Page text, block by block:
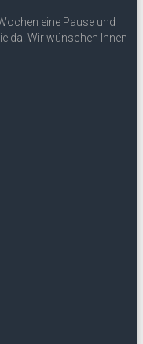
eine Pause und
da! Wir wünschen Ihnen